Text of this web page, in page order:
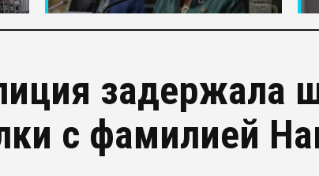
задержала
с фамилией